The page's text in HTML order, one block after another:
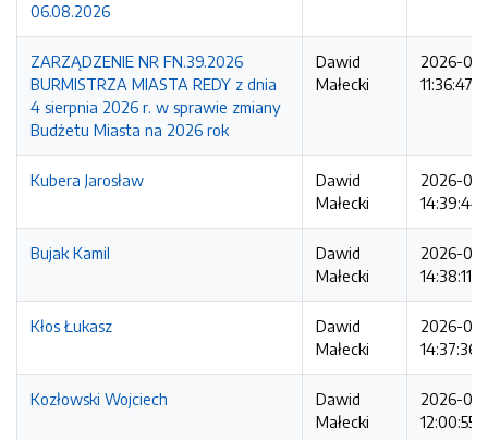
06.08.2026
ZARZĄDZENIE NR FN.39.2026
BURMISTRZA MIASTA REDY z dnia
4 sierpnia 2026 r. w sprawie zmiany
Budżetu Miasta na 2026 rok
Dawid
Małecki
2026-
11:36:47
Kubera Jarosław
Dawid
Małecki
2026-
14:39:44
Bujak Kamil
Dawid
Małecki
2026-
14:38:11
Kłos Łukasz
Dawid
Małecki
2026-
14:37:36
Kozłowski Wojciech
Dawid
Małecki
2026-
12:00:55